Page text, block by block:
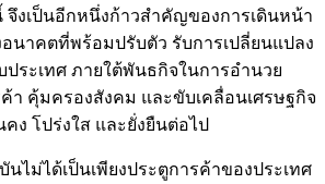
จึงเป็นอีกหนึ่งก้าวสำคัญของการเดินหน้า
นาคตที่พร้อมปรับตัว รับการเปลี่ยนแปลง
ระเทศ ภายใต้พันธกิจในการอำนวย
า คุ้มครองสังคม และขับเคลื่อนเศรษฐกิจ
ง โปร่งใส และยั่งยืนต่อไป
ไม่ได้เป็นเพียงประตูการค้าของประเทศ